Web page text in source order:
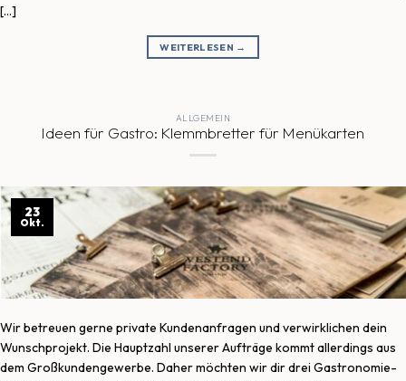
[…]
WEITERLESEN →
ALLGEMEIN
Ideen für Gastro: Klemmbretter für Menükarten
23
Okt.
Wir betreuen gerne private Kundenanfragen und verwirklichen dein
Wunschprojekt. Die Hauptzahl unserer Aufträge kommt allerdings aus
dem Großkundengewerbe. Daher möchten wir dir drei Gastronomie-